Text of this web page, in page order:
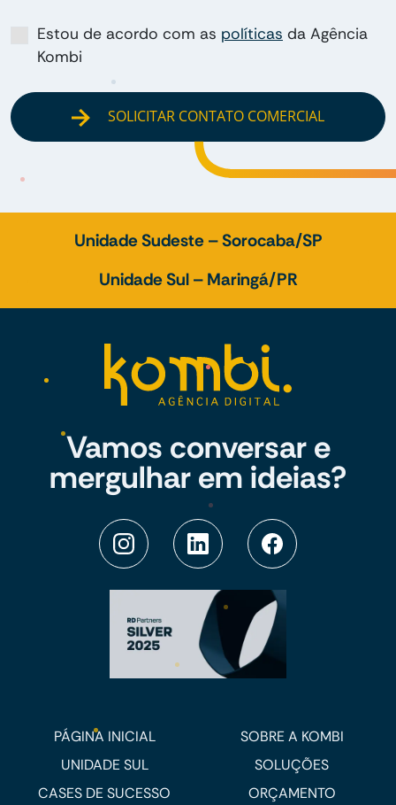
Estou de acordo com as políticas da Agência
Kombi
SOLICITAR CONTATO COMERCIAL
Unidade Sudeste – Sorocaba/SP
Unidade Sul – Maringá/PR
Vamos conversar e
mergulhar em ideias?
PÁGINA INICIAL
SOBRE A KOMBI
UNIDADE SUL
SOLUÇÕES
CASES DE SUCESSO
ORÇAMENTO